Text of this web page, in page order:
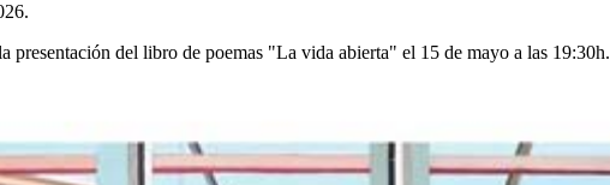
presentación del libro de poemas "La vida abierta" el 15 de mayo a las 19:30h.